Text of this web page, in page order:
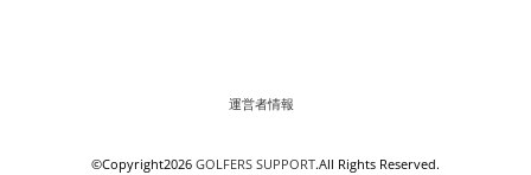
運営者情報
©Copyright2026 GOLFERS SUPPORT.All Rights Reserved.